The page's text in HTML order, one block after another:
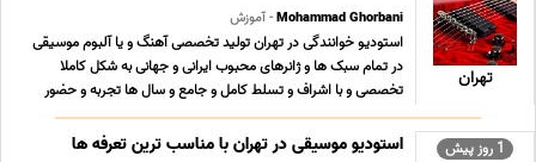
تهران
Mohammad Ghorbani- آموزش
استودیو خوانندگی در تهران تولید تخصصی آهنگ و یا آلبوم موسیقی
در تمام سبک ها و ژانرهای محبوب ایرانی و جهانی به شکل کاملا
تخصصی و با اشراف و تسلط کامل و جامع و سال ها تجربه و حضور
فعال و مستمر به همراه نمونه کارهای قوی در سبکهای مختلف و تعرفه
های بسیار مناسب ؛ استثنایی و حداقلی تول ... ...
1 روز پیش استودیو موسیقی در تهران با مناسب ترین تعرفه ها